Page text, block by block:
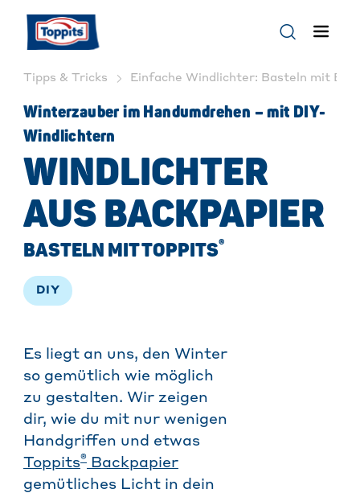
Tipps & Tricks Einfache Windlichter: Basteln mit
Winterzauber im Handumdrehen – mit DIY-
Windlichtern
WINDLICHTER
AUS BACKPAPIER
BASTELN MIT TOPPITS®
DIY
Es liegt an uns, den Winter
so gemütlich wie möglich
zu gestalten. Wir zeigen
dir, wie du mit nur wenigen
Handgriffen und etwas
Toppits®
Backpapier
gemütliches Licht in dein